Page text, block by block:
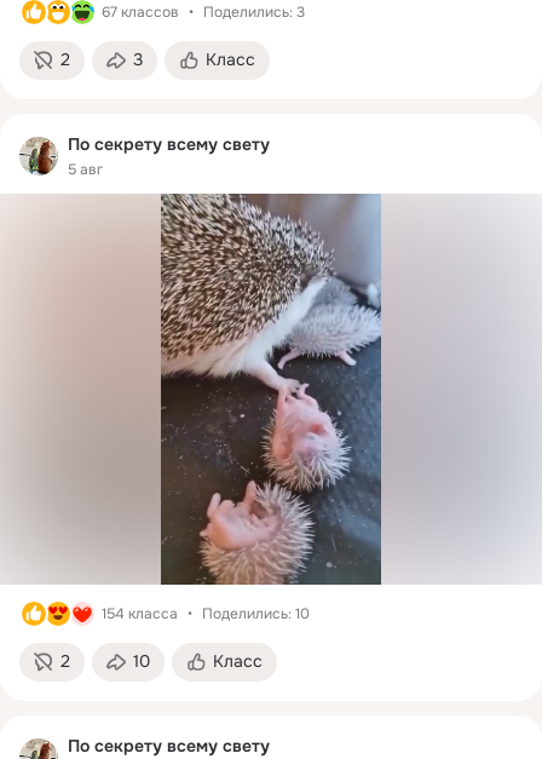
67 классов Поделились: 3
2 3 Класс
По секрету всему свету
5 авг
154 класса Поделились: 10
2 10 Класс
По секрету всему свету